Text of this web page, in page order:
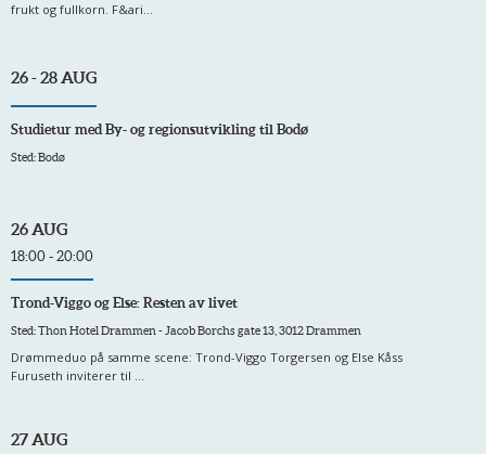
frukt og fullkorn. F&ari...
26 - 28 AUG
Studietur med By- og regionsutvikling til Bodø
Sted: Bodø
26 AUG
18:00 - 20:00
Trond-Viggo og Else: Resten av livet
Sted: Thon Hotel Drammen - Jacob Borchs gate 13, 3012 Drammen
Drømmeduo på samme scene: Trond-Viggo Torgersen og Else Kåss
Furuseth inviterer til ...
27 AUG